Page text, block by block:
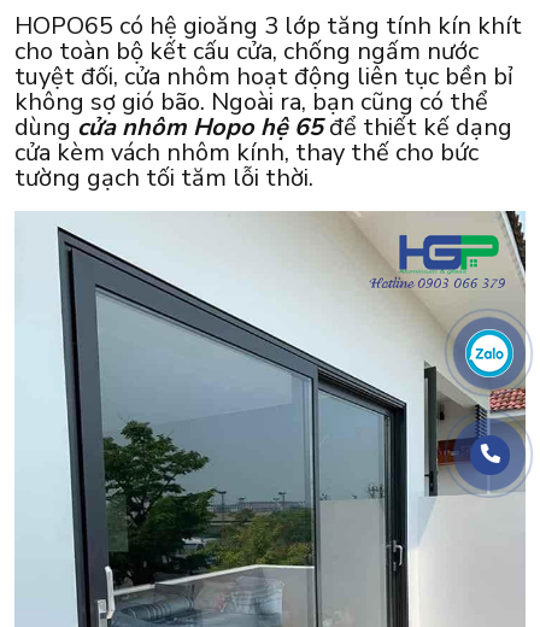
HOPO65 có hệ gioăng 3 lớp tăng tính kín khít
cho toàn bộ kết cấu cửa, chống ngấm nước
tuyệt đối, cửa nhôm hoạt động liên tục bền bỉ
không sợ gió bão. Ngoài ra, bạn cũng có thể
dùng cửa nhôm Hopo hệ 65để thiết kế dạng
cửa kèm vách nhôm kính, thay thế cho bức
tường gạch tối tăm lỗi thời.